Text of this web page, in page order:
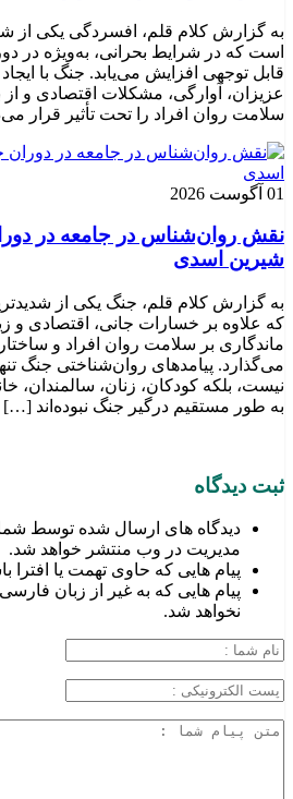
به گزارش کلام قلم، افسردگی یکی از
است که در شرایط بحرانی، به‌ویژه در
قابل توجهی افزایش می‌یابد. جنگ با
عزیزان، آوارگی، مشکلات اقتصادی و از
سلامت روان افراد را تحت تأثیر قرار
01 آگوست 2026
نقش روان‌شناس در جامعه در
شیرین اسدی
به گزارش کلام قلم، جنگ یکی از
که علاوه بر خسارات جانی، اقتصادی و
ماندگاری بر سلامت روان افراد و
می‌گذارد. پیامدهای روان‌شناختی جنگ
نیست، بلکه کودکان، زنان، سالمندان،
به طور مستقیم درگیر جنگ نبوده‌اند […]
ثبت دیدگاه
دیدگاه های ارسال شده توسط
مدیریت در وب منتشر خواهد شد.
پیام هایی که حاوی تهمت یا افترا
پیام هایی که به غیر از زبان
نخواهد شد.